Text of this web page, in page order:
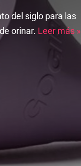
del siglo para las
orinar. Leer más »